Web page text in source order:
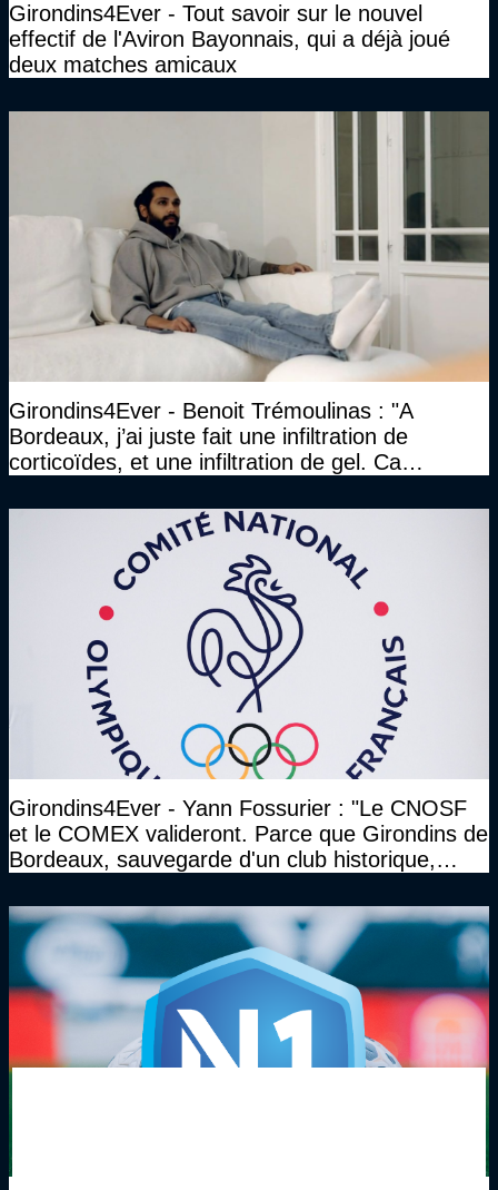
Girondins4Ever - Tout savoir sur le nouvel
effectif de l'Aviron Bayonnais, qui a déjà joué
deux matches amicaux
Girondins4Ever - Benoit Trémoulinas : "A
Bordeaux, j’ai juste fait une infiltration de
corticoïdes, et une infiltration de gel. Ca
Girondins4Ever - Yann Fossurier : "Le CNOSF
et le COMEX valideront. Parce que Girondins de
Bordeaux, sauvegarde d'un club historique,